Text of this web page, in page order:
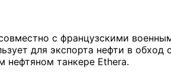
с французскими
для экспорта нефти в
нефтяном танкере Ethera.